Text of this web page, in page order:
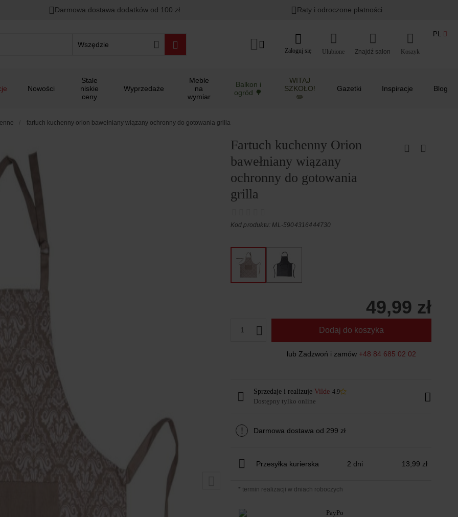
Darmowa dostawa dodatków od 100 zł Raty i odroczone płatności
Wszędzie
Zaloguj się Ulubione Koszyk
PL
Nowości
Stale
niskie
ceny
Wyprzedaże
Meble
na
wymiar
Balkon i
ogród 🌳
WITAJ
SZKOŁO!
✏️
Gazetki Inspiracje Blog
fartuch kuchenny orion bawełniany wiązany ochronny do gotowania grilla
Fartuch kuchenny Orion
bawełniany wiązany
ochronny do gotowania
grilla
Kod produktu: ML-5904316444730
49,99 zł
1 Dodaj do koszyka
lub Zadzwoń i zamów +48 84 685 02 02
Sprzedaje i realizuje Vilde 4.9
Dostępny tylko online
! Darmowa dostawa od 299 zł
Przesyłka kurierska 2 dni 13,99 zł
* termin realizacji w dniach roboczych